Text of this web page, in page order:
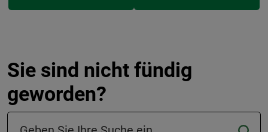
Sie sind nicht fündig
geworden?
Suchfeld in der Fußzeile